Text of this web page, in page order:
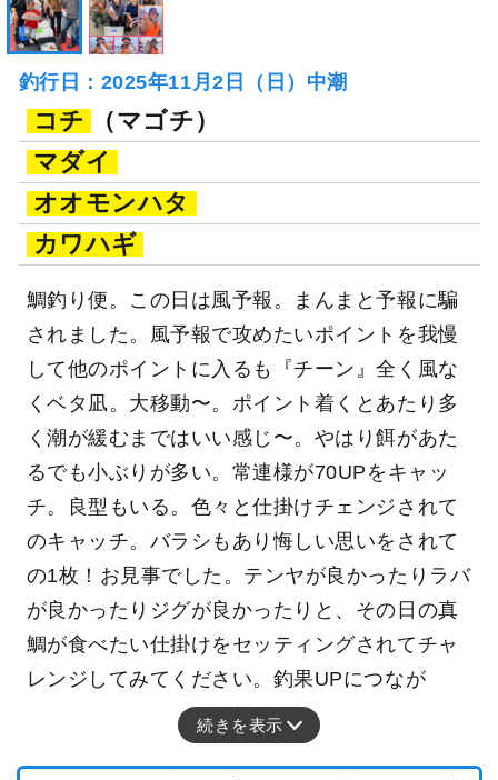
釣行日：2025年11月2日（日）中潮
コチ
（マゴチ）
マダイ
オオモンハタ
カワハギ
鯛釣り便。この日は風予報。まんまと予報に騙
されました。風予報で攻めたいポイントを我慢
して他のポイントに入るも『チーン』全く風な
くベタ凪。大移動〜。ポイント着くとあたり多
く潮が緩むまではいい感じ〜。やはり餌があた
るでも小ぶりが多い。常連様が70UPをキャッ
チ。良型もいる。色々と仕掛けチェンジされて
のキャッチ。バラシもあり悔しい思いをされて
の1枚！お見事でした。テンヤが良かったりラバ
が良かったりジグが良かったりと、その日の真
鯛が食べたい仕掛けをセッティングされてチャ
レンジしてみてください。釣果UPにつなが
続きを表示